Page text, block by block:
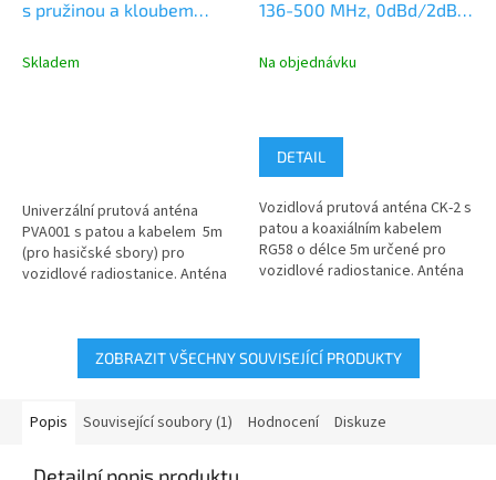
s pružinou a kloubem
1/4 lambda, šroubovací
Skladem
Univerzální prutová anténa
PVA001 s patou a kabelem 5m
(pro hasičské sbory) pro
vozidlové radiostanice. Anténa
136-500 MHz, 0dBd/2dBi,
Na objednávku
DETAIL
Vozidlová prutová anténa CK-2 s
patou a koaxiálním kabelem
RG58 o délce 5m určené pro
vozidlové radiostanice. Anténa
ZOBRAZIT VŠECHNY SOUVISEJÍCÍ PRODUKTY
Popis Související soubory (1) Hodnocení Diskuze
Detailní popis produktu